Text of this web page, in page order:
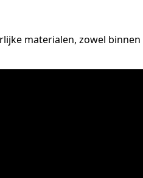
materialen, zowel binnen